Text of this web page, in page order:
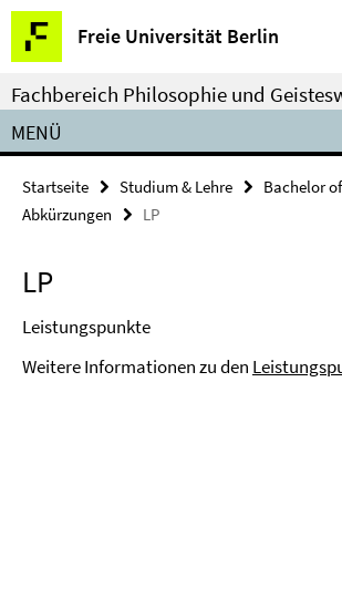
Springe
direkt
zu
Inhalt
Freie Universität Berlin
Service-
Navigation
Fachbereich Philosophie und
MENÜ
Startseite Studium & Lehre
Bachelor
Abkürzungen
LP
LP
Leistungspunkte
Weitere Informationen zu den